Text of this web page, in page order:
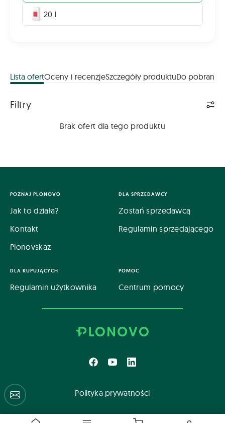
20 l
Lista ofertOceny i recenzjeSzczegóły produktuDo pobrania
Filtry
Brak ofert dla tego produktu
POZNAJ PLONOVO
Jak to działa?
Kontakt
Plonovskaz
DLA SPRZEDAWCY
Zostań sprzedawcą
Regulamin sprzedającego
DLA KUPUJĄCYCH
Regulamin użytkownika
POMOC
Centrum pomocy
Polityka prywatności
Centrum pomocy